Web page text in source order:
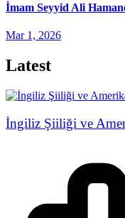
İmam Seyyid Ali
Mar 1, 2026
Latest
İngiliz Şiiliği ve